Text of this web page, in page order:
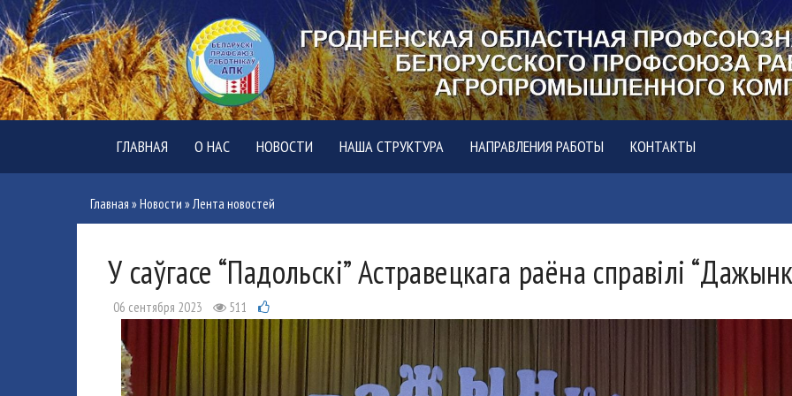
ГЛАВНАЯ О НАС НОВОСТИ НАША СТРУКТУРА НАПРАВЛЕНИЯ РАБОТЫ КОНТАКТЫ
Главная »Новости »Лента новостей
У саўгасе “Падольскі” Астравецкага раёна справілі
06 сентября 2023 511